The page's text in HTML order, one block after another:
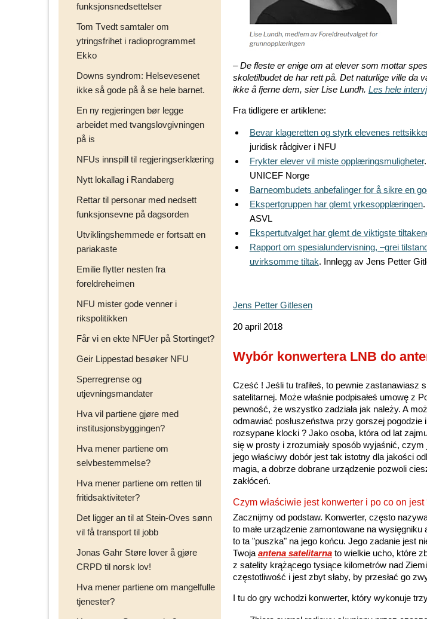
funksjonsnedsettelser
Tom Tvedt samtaler om
ytringsfrihet i radioprogrammet
Ekko
Downs syndrom: Helsevesenet
ikke så gode på å se hele barnet.
En ny regjeringen bør legge
arbeidet med tvangslovgivningen
på is
NFUs innspill til regjeringserklæring
Nytt lokallag i Randaberg
Rettar til personar med nedsett
funksjonsevne på dagsorden
Utviklingshemmede er fortsatt en
pariakaste
Emilie flytter nesten fra
foreldreheimen
NFU mister gode venner i
rikspolitikken
Får vi en ekte NFUer på Stortinget?
Geir Lippestad besøker NFU
Sperregrense og
utjevningsmandater
Hva vil partiene gjøre med
institusjonsbyggingen?
Hva mener partiene om
selvbestemmelse?
Hva mener partiene om retten til
fritidsaktiviteter?
Det ligger an til at Stein-Oves sønn
vil få transport til jobb
Jonas Gahr Støre lover å gjøre
CRPD til norsk lov!
Hva mener partiene om mangelfulle
tjenester?
– De fleste er enige om at elever som mottar
skoletilbudet de har rett på. Det naturlige ville da
ikke å fjerne dem, sier Lise Lundh. Les hele
Fra tidligere er artiklene:
Bevar klageretten og styrk elevenes
juridisk rådgiver i NFU
Frykter elever vil miste opplæringsmuligheter
UNICEF Norge
Barneombudets anbefalinger for å sikre en
Ekspertgruppen har glemt yrkesopplæringen.
ASVL
Ekspertutvalget har glemt de viktigste
Rapport om spesialundervisning, –grei
uvirksomme tiltak. Innlegg av Jens Petter
Jens Petter Gitlesen
20 april 2018
Wybór konwertera LNB do
Cześć ! Jeśli tu trafiłeś, to pewnie zastanawiasz
satelitarnej. Może właśnie podpisałeś umowę z
pewność, że wszystko zadziała jak należy. A
odmawiać posłuszeństwa przy gorszej
rozsypane klocki ? Jako osoba, która od lat
się w prosty i zrozumiały sposób wyjaśnić,
jego właściwy dobór jest tak istotny dla jakości
magia, a dobrze dobrane urządzenie pozwoli
zakłóceń.
Czym właściwie jest konwerter i po co on jest
Zacznijmy od podstaw. Konwerter, często
to małe urządzenie zamontowane na
to ta "puszka" na jego końcu. Jego zadanie jest
Twoja antena satelitarna to wielkie ucho, które
z satelity krążącego tysiące kilometrów nad
częstotliwość i jest zbyt słaby, by przesłać go
I tu do gry wchodzi konwerter, który wykonuje